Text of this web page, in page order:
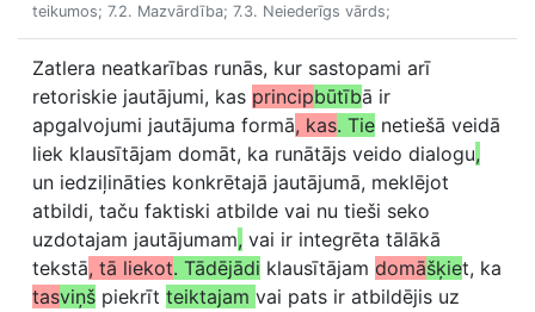
teikumos; 7.2. Mazvārdība; 7.3. Neiederīgs vārds;
Zatlera neatkarības runās, kur sastopami arī
retoriskie jautājumi, kas principbūtībā ir
apgalvojumi jautājuma formā, kas. Tie netiešā veidā
liek klausītājam domāt, ka runātājs veido dialogu,
un iedziļināties konkrētajā jautājumā, meklējot
atbildi, taču faktiski atbilde vai nu tieši seko
uzdotajam jautājumam, vai ir integrēta tālākā
tekstā, tā liekot. Tādējādi klausītājam domāšķiet, ka
tasviņš piekrīt teiktajam vai pats ir atbildējis uz